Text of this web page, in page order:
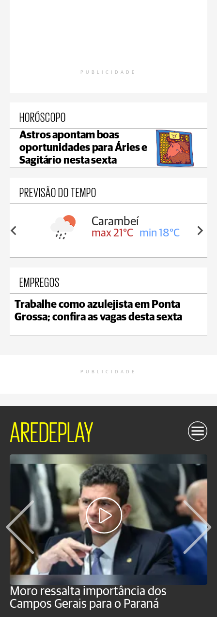
PUBLICIDADE
HORÓSCOPO
Astros apontam boas
oportunidades para Áries e
Sagitário nesta sexta
PREVISÃO DO TEMPO
18°C
Carambeí
max 21°C min 18°C
EMPREGOS
Trabalhe como azulejista em Ponta
Grossa; confira as vagas desta sexta
PUBLICIDADE
AREDEPLAY
Moro ressalta importância dos
Campos Gerais para o Paraná